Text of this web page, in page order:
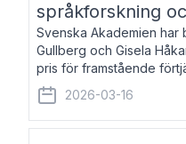
språkforskning
Svenska Akademien har
Gullberg och Gisela
pris för framstående
språkforskning och
och Karin Forsberg för år
2026-03-16